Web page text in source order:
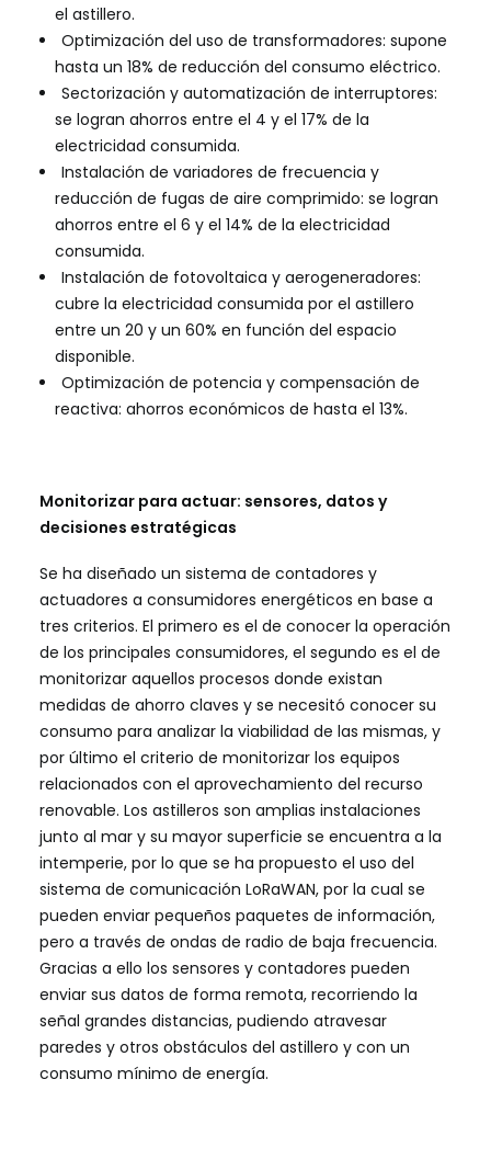
el astillero.
Optimización del uso de transformadores: supone
hasta un 18% de reducción del consumo eléctrico.
Sectorización y automatización de interruptores:
se logran ahorros entre el 4 y el 17% de la
electricidad consumida.
Instalación de variadores de frecuencia y
reducción de fugas de aire comprimido: se logran
ahorros entre el 6 y el 14% de la electricidad
consumida.
Instalación de fotovoltaica y aerogeneradores:
cubre la electricidad consumida por el astillero
entre un 20 y un 60% en función del espacio
disponible.
Optimización de potencia y compensación de
reactiva: ahorros económicos de hasta el 13%.
Monitorizar para actuar: sensores, datos y
decisiones estratégicas
Se ha diseñado un sistema de contadores y
actuadores a consumidores energéticos en base a
tres criterios. El primero es el de conocer la operación
de los principales consumidores, el segundo es el de
monitorizar aquellos procesos donde existan
medidas de ahorro claves y se necesitó conocer su
consumo para analizar la viabilidad de las mismas, y
por último el criterio de monitorizar los equipos
relacionados con el aprovechamiento del recurso
renovable. Los astilleros son amplias instalaciones
junto al mar y su mayor superficie se encuentra a la
intemperie, por lo que se ha propuesto el uso del
sistema de comunicación LoRaWAN, por la cual se
pueden enviar pequeños paquetes de información,
pero a través de ondas de radio de baja frecuencia.
Gracias a ello los sensores y contadores pueden
enviar sus datos de forma remota, recorriendo la
señal grandes distancias, pudiendo atravesar
paredes y otros obstáculos del astillero y con un
consumo mínimo de energía.